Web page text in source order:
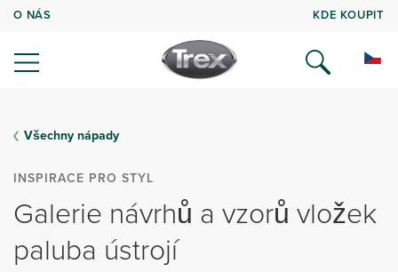
O NÁS KDE KOUPIT
Všechny nápady
INSPIRACE PRO STYL
Galerie návrhů a vzorů vložek
paluba ústrojí